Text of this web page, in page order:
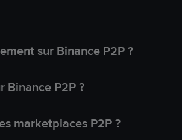
sur Binance P2P ?
Binance P2P ?
marketplaces P2P ?